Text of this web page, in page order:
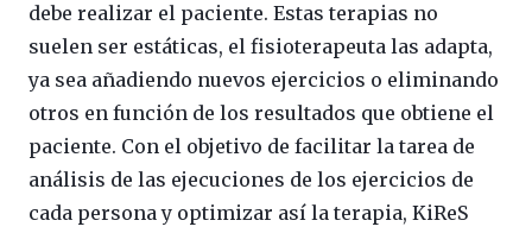
debe realizar el paciente. Estas terapias no
suelen ser estáticas, el fisioterapeuta las adapta,
ya sea añadiendo nuevos ejercicios o eliminando
otros en función de los resultados que obtiene el
paciente. Con el objetivo de facilitar la tarea de
análisis de las ejecuciones de los ejercicios de
cada persona y optimizar así la terapia, KiReS